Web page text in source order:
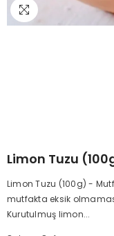
Limon Tuzu
Limon Tuzu (100g) -
mutfakta eksik
Kurutulmuş limon...